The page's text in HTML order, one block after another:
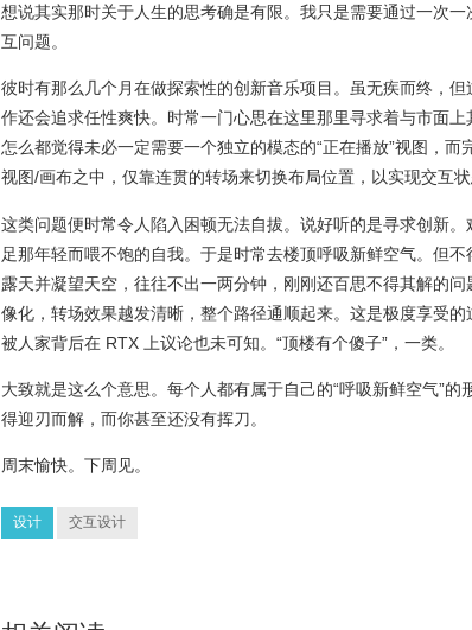
想说其实那时关于人生的思考确是有限。我只是需要通过一次
互问题。
彼时有那么几个月在做探索性的创新音乐项目。虽无疾而终，
作还会追求任性爽快。时常一门心思在这里那里寻求着与市面
怎么都觉得未必一定需要一个独立的模态的“正在播放”视图，
视图/画布之中，仅靠连贯的转场来切换布局位置，以实现交互状
这类问题便时常令人陷入困顿无法自拔。说好听的是寻求创新
足那年轻而喂不饱的自我。于是时常去楼顶呼吸新鲜空气。但
露天并凝望天空，往往不出一两分钟，刚刚还百思不得其解的
像化，转场效果越发清晰，整个路径通顺起来。这是极度享受
被人家背后在 RTX 上议论也未可知。“顶楼有个傻子”，一类。
大致就是这么个意思。每个人都有属于自己的“呼吸新鲜空气”
得迎刃而解，而你甚至还没有挥刀。
周末愉快。下周见。
设计 交互设计